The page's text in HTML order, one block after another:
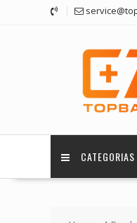
CATEGORIAS